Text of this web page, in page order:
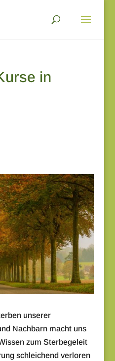
in
unserer
Nachbarn macht uns
zum Sterbegeleit
schleichend verloren